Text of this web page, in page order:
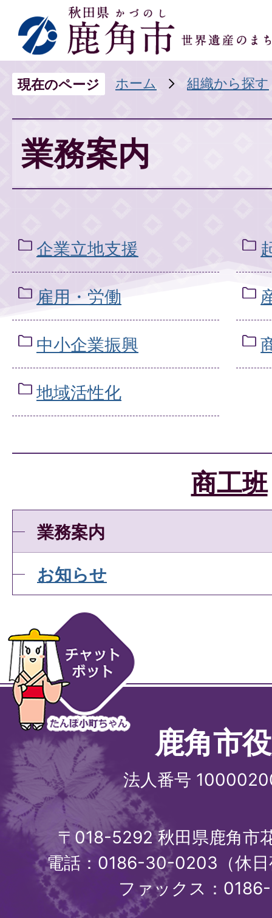
現在のページ ホーム 組織から探す
業務案内
企業立地支援
雇用・労働
中小企業振興
地域活性化
商工班
業務案内
お知らせ
鹿角市
法人番号
〒018-5292 秋田県鹿角市
電話：0186-30-0203（休
ファックス：